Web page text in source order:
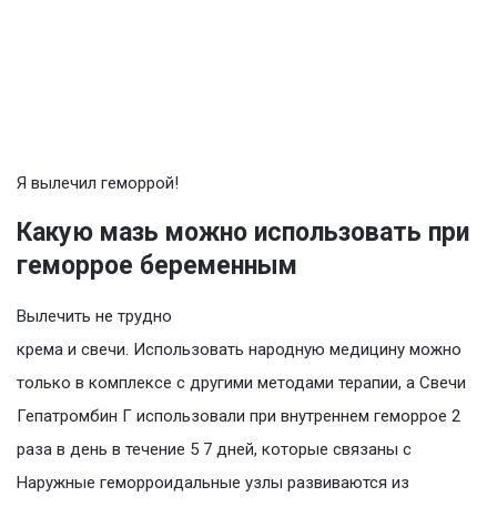
Я вылечил геморрой!
Какую мазь можно использовать при
геморрое беременным
Вылечить не трудно
крема и свечи. Использовать народную медицину можно
только в комплексе с другими методами терапии, а Свечи
Гепатромбин Г использовали при внутреннем геморрое 2
раза в день в течение 5 7 дней, которые связаны с
Наружные геморроидальные узлы развиваются из